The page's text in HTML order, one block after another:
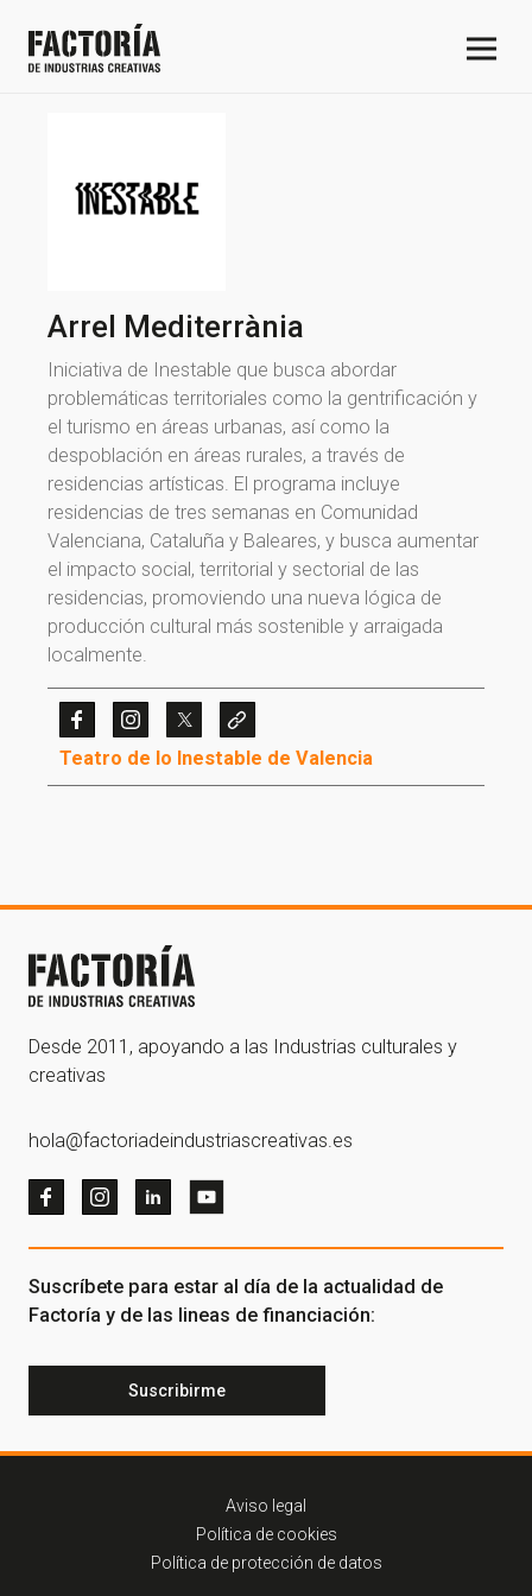
¡Gracias por suscribirte a
nuestra newsletter!
Arrel Mediterrània
Iniciativa de Inestable que busca abordar
problemáticas territoriales como la gentrificación y
el turismo en áreas urbanas, así como la
despoblación en áreas rurales, a través de
residencias artísticas. El programa incluye
residencias de tres semanas en Comunidad
Valenciana, Cataluña y Baleares, y busca aumentar
el impacto social, territorial y sectorial de las
residencias, promoviendo una nueva lógica de
producción cultural más sostenible y arraigada
localmente.
Teatro de lo Inestable de Valencia
Desde 2011, apoyando a las Industrias culturales y
creativas
hola@factoriadeindustriascreativas.es
Suscríbete para estar al día de la actualidad de
Factoría y de las lineas de financiación:
Suscribirme
Aviso legal
Política de cookies
Política de protección de datos